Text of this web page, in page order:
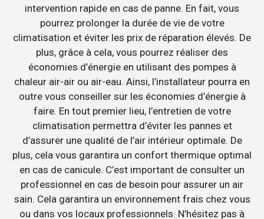
intervention rapide en cas de panne. En fait, vous
pourrez prolonger la durée de vie de votre
climatisation et éviter les prix de réparation élevés. De
plus, grâce à cela, vous pourrez réaliser des
économies d’énergie en utilisant des pompes à
chaleur air-air ou air-eau. Ainsi, l’installateur pourra en
outre vous conseiller sur les économies d’énergie à
faire. En tout premier lieu, l’entretien de votre
climatisation permettra d’éviter les pannes et
d’assurer une qualité de l’air intérieur optimale. De
plus, cela vous garantira un confort thermique optimal
en cas de canicule. C’est important de consulter un
professionnel en cas de besoin pour assurer un air
sain. Cela garantira un environnement frais chez vous
ou dans vos locaux professionnels. N’hésitez pas à